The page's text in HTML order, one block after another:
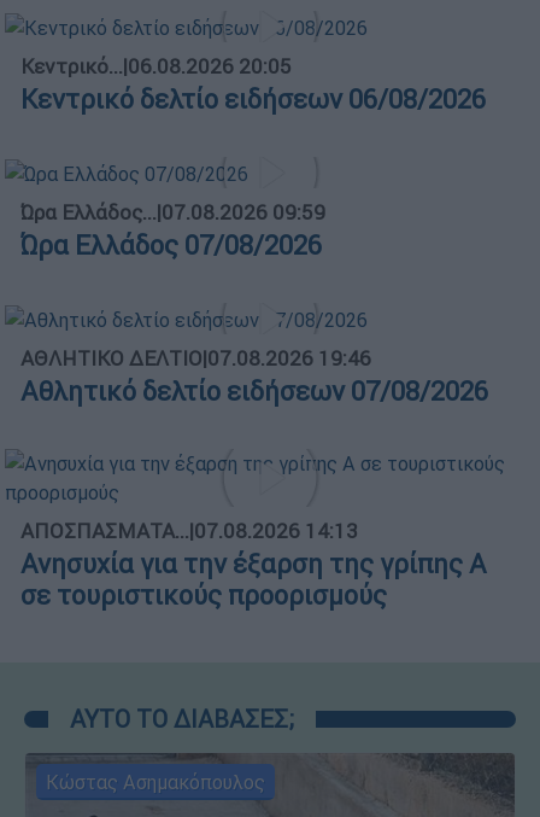
Κεντρικό...|06.08.2026 20:05
Κεντρικό δελτίο ειδήσεων 06/08/2026
Ώρα Ελλάδος...|07.08.2026 09:59
Ώρα Ελλάδος 07/08/2026
ΑΘΛΗΤΙΚΟ ΔΕΛΤΙΟ|07.08.2026 19:46
Αθλητικό δελτίο ειδήσεων 07/08/2026
ΑΠΟΣΠΑΣΜΑΤΑ...|07.08.2026 14:13
Ανησυχία για την έξαρση της γρίπης Α
σε τουριστικούς προορισμούς
ΑΥΤΟ ΤΟ ΔΙΑΒΑΣΕΣ;
Κώστας Ασημακόπουλος